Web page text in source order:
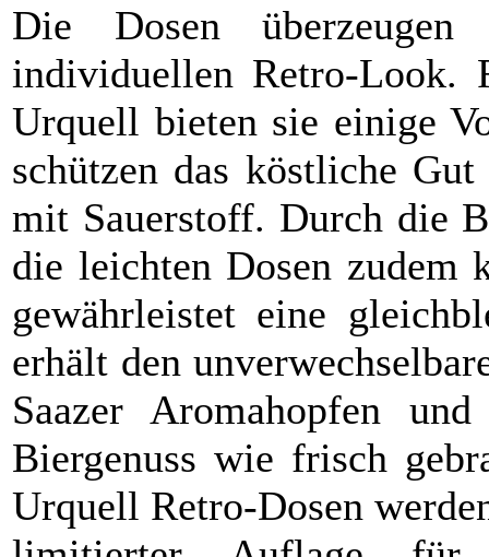
Die Dosen
individuellen Retro-Look.
Urquell bieten sie einige
schützen das köstliche
mit Sauerstoff. Durch die
die leichten Dosen zudem
gewährleistet eine
erhält den
Saazer Aromahopfen
Biergenuss wie frisch
Urquell Retro-Dosen